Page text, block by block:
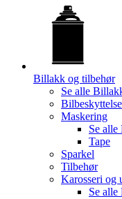
Billakk og tilbehør
Se alle
Bilbeskyttelse
Maskering
Se alle
Tape
Sparkel
Tilbehør
Karosseri og
Se alle